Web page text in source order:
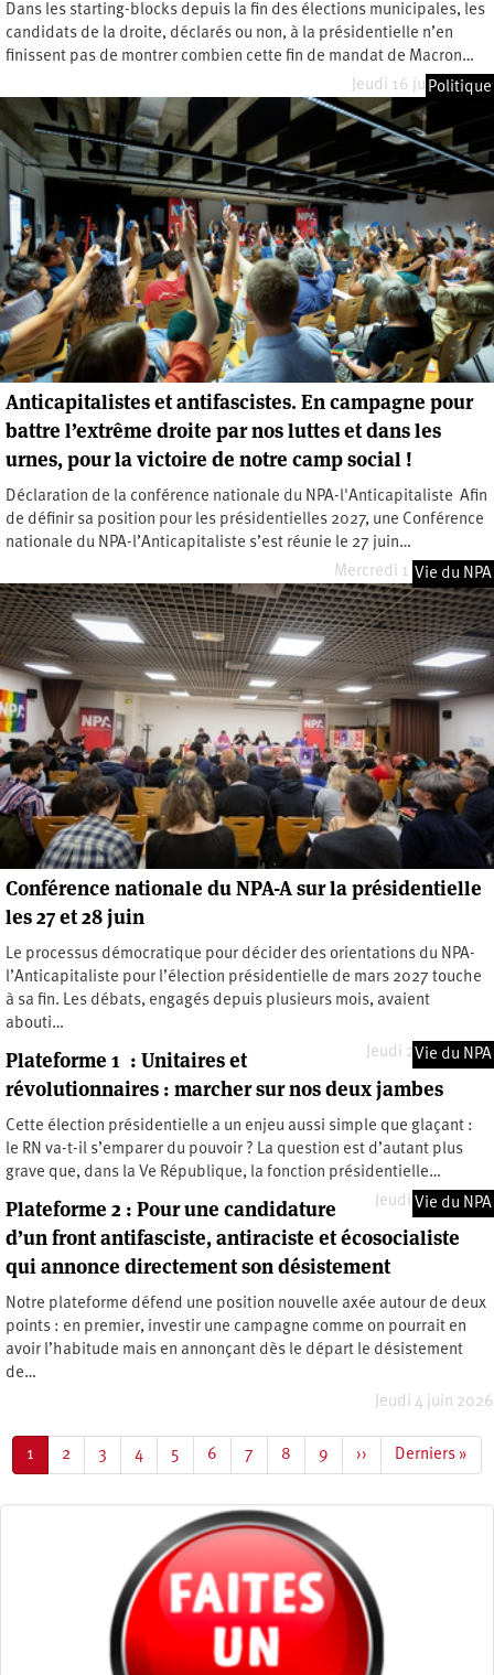
Dans les starting-blocks depuis la fin des élections municipales, les
candidats de la droite, déclarés ou non, à la présidentielle n’en
finissent pas de montrer combien cette fin de mandat de Macron…
Jeudi 16 juillet 2026
Politique
Anticapitalistes et antifascistes. En campagne pour
battre l’extrême droite par nos luttes et dans les
urnes, pour la victoire de notre camp social !
Déclaration de la conférence nationale du NPA-l'Anticapitaliste Afin
de définir sa position pour les présidentielles 2027, une Conférence
nationale du NPA-l’Anticapitaliste s’est réunie le 27 juin…
Mercredi 1 juillet 2026
Vie du NPA
Conférence nationale du NPA-A sur la présidentielle
les 27 et 28 juin
Le processus démocratique pour décider des orientations du NPA-
l’Anticapitaliste pour l’élection présidentielle de mars 2027 touche
à sa fin. Les débats, engagés depuis plusieurs mois, avaient
abouti…
Jeudi 25 juin 2026
Vie du NPA
Plateforme 1 : Unitaires et
révolutionnaires : marcher sur nos deux jambes
Cette élection présidentielle a un enjeu aussi simple que glaçant :
le RN va-t-il s’emparer du pouvoir ? La question est d’autant plus
grave que, dans la Ve République, la fonction présidentielle…
Jeudi 4 juin 2026
Vie du NPA
Plateforme 2 : Pour une candidature
d’un front antifasciste, antiraciste et écosocialiste
qui annonce directement son désistement
Notre plateforme défend une position nouvelle axée autour de deux
points : en premier, investir une campagne comme on pourrait en
avoir l’habitude mais en annonçant dès le départ le désistement
de…
Jeudi 4 juin 2026
Page
courante
1 Page
2 Page
3 Page
4 Page
5 Page
6 Page
7 Page
8 Page
9
Page
suivante
››
Dernière
page
Derniers »